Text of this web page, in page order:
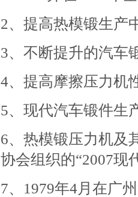
2、提高热模锻生产
3、不断提升的汽车
4、提高摩擦压力机
5、现代汽车锻件生
6、热模锻压力机及
协会组织的“2007现
7、 1979年4 月在广